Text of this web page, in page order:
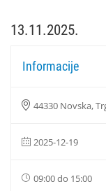
13.11.2025.
Informacije
44330 Novska,
2025-12-19
09:00 do 15:00